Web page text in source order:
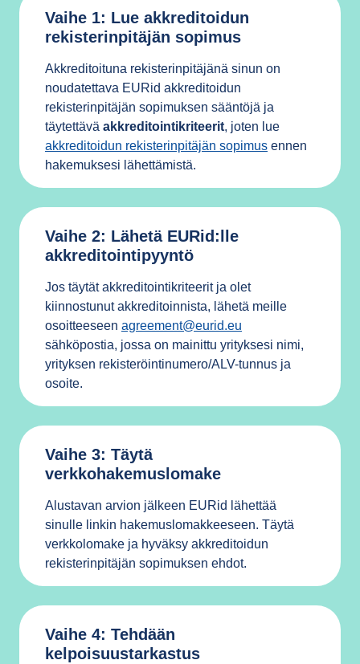
Vaihe 1: Lue akkreditoidun
rekisterinpitäjän sopimus
Akkreditoituna rekisterinpitäjänä sinun on
noudatettava EURid akkreditoidun
rekisterinpitäjän sopimuksen sääntöjä ja
täytettävä akkreditointikriteerit, joten lue
akkreditoidun rekisterinpitäjän sopimus ennen
hakemuksesi lähettämistä.
Vaihe 2: Lähetä EURid:lle
akkreditointipyyntö
Jos täytät akkreditointikriteerit ja olet
kiinnostunut akkreditoinnista, lähetä meille
osoitteeseen agreement@eurid.eu
sähköpostia, jossa on mainittu yrityksesi nimi,
yrityksen rekisteröintinumero/ALV-tunnus ja
osoite.
Vaihe 3: Täytä
verkkohakemuslomake
Alustavan arvion jälkeen EURid lähettää
sinulle linkin hakemuslomakkeeseen. Täytä
verkkolomake ja hyväksy akkreditoidun
rekisterinpitäjän sopimuksen ehdot.
Vaihe 4: Tehdään
kelpoisuustarkastus